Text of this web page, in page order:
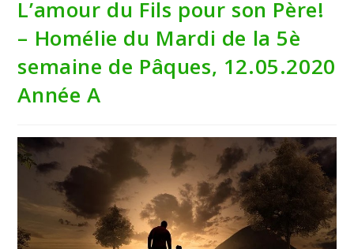
L’amour du Fils pour son Père!
– Homélie du Mardi de la 5è
semaine de Pâques, 12.05.2020
Année A